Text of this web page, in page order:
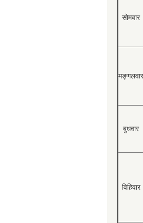
सोमवार
मङ्गलवार
बुधवार
विहिवार